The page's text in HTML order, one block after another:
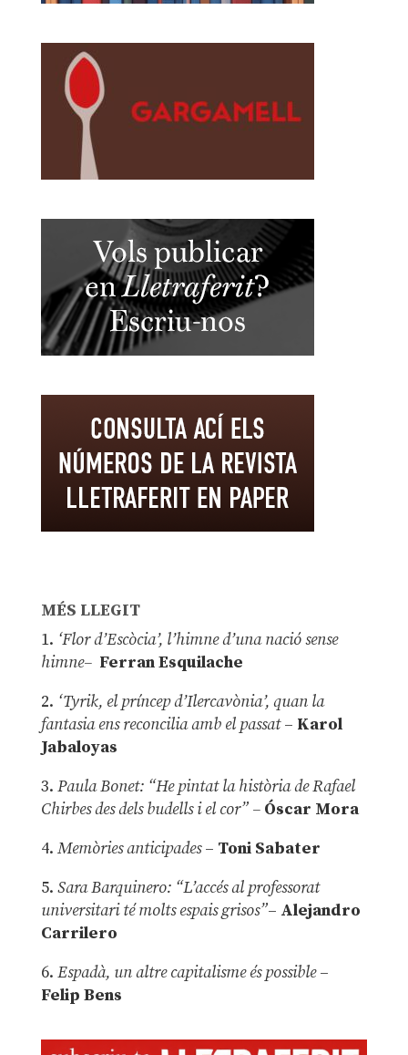
MÉS LLEGIT
1. ‘Flor d’Escòcia’, l’himne d’una nació sense
himne– Ferran Esquilache
2. ‘Tyrik, el príncep d’Ilercavònia’, quan la
fantasia ens reconcilia amb el passat– Karol
Jabaloyas
3. Paula Bonet: “He pintat la història de Rafael
Chirbes des dels budells i el cor” –Óscar Mora
4. Memòries anticipades– Toni Sabater
5. Sara Barquinero: “L’accés al professorat
universitari té molts espais grisos”– Alejandro
Carrilero
6. Espadà, un altre capitalisme és possible –
Felip Bens